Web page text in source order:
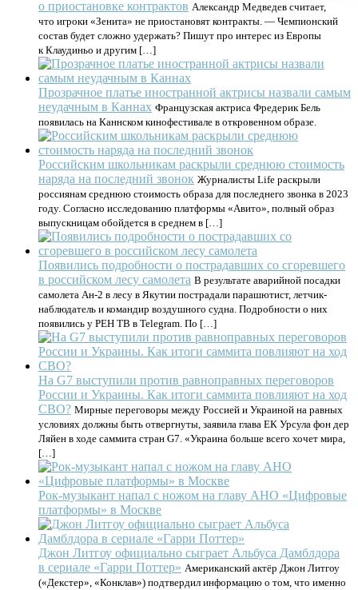
о приостановке контрактов Александр Медведев считает,
что игроки «Зенита» не приостановят контракты. — Чемпионский
состав будет сложно удержать? Пишут про интерес из Европы
к Клаудиньо и другим […]
Прозрачное платье иностранной актрисы назвали самым
неудачным в Каннах Французская актриса Фредерик Бель
появилась на Каннском кинофестивале в откровенном образе.
Российским школьникам раскрыли среднюю стоимость
наряда на последний звонок Журналисты Life раскрыли
россиянам среднюю стоимость образа для последнего звонка в 2023
году. Согласно исследованию платформы «Авито», полный образ
выпускницам обойдется в среднем в […]
Появились подробности о пострадавших со сгоревшего
в российском лесу самолета В результате аварийной посадки
самолета Ан-2 в лесу в Якутии пострадали парашютист, летчик-
наблюдатель и командир воздушного судна. Подробности о них
появились у РЕН ТВ в Telegram. По […]
На G7 выступили против равноправных переговоров
России и Украины. Как итоги саммита повлияют на ход
СВО? Мирные переговоры между Россией и Украиной на равных
условиях должны быть отвергнуты, заявила глава ЕК Урсула фон дер
Ляйен в ходе саммита стран G7. «Украина больше всего хочет мира,
[…]
Рок-музыкант напал с ножом на главу АНО «Цифровые
платформы» в Москве
Джон Литгоу официально сыграет Альбуса Дамблдора
в сериале «Гарри Поттер» Американский актёр Джон Литгоу
(«Декстер», «Конклав») подтвердил информацию о том, что именно